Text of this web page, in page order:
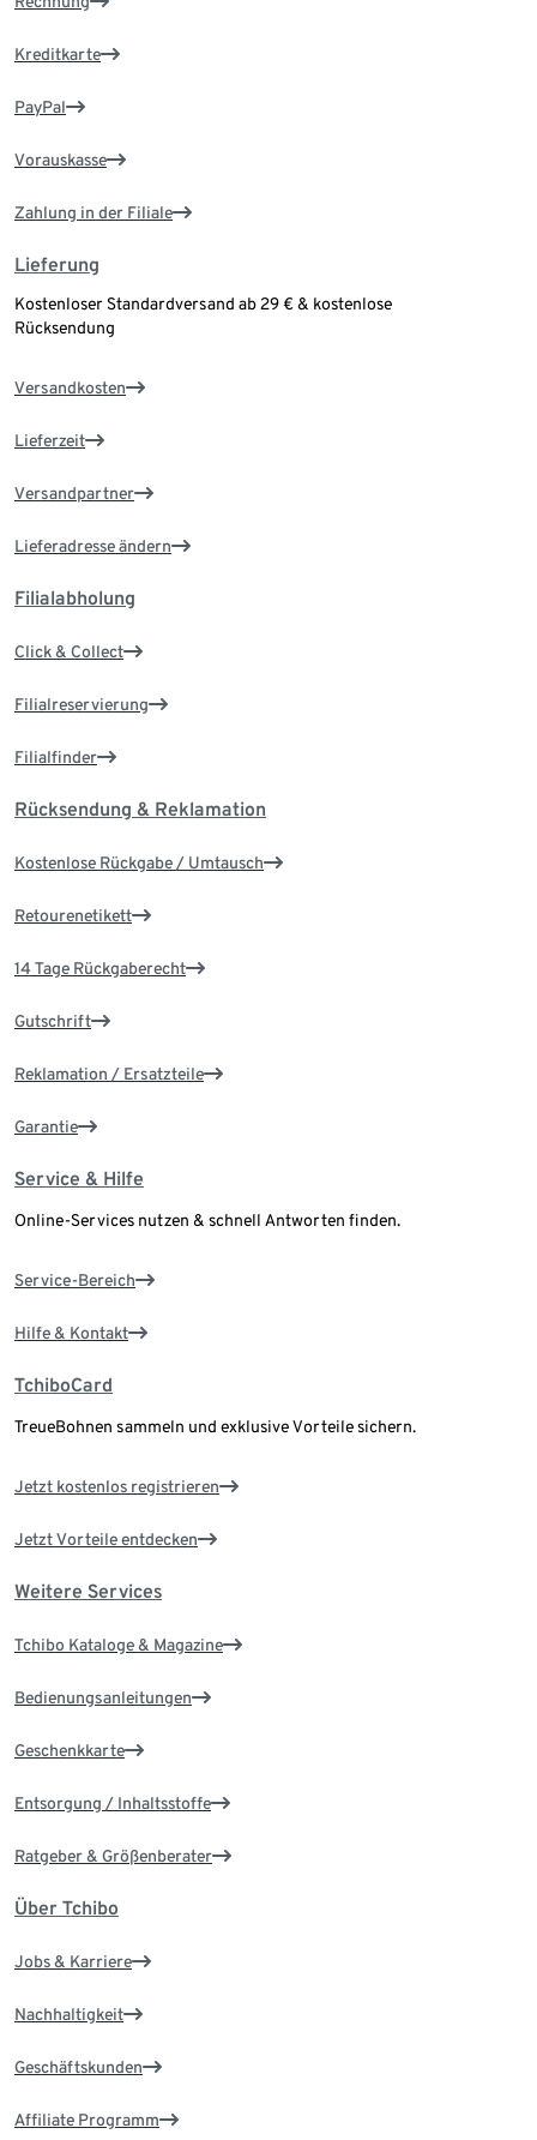
Kreditkarte
PayPal
Vorauskasse
Zahlung in der Filiale
Lieferung
Kostenloser Standardversand ab 29 € & kostenlose
Rücksendung
Versandkosten
Lieferzeit
Versandpartner
Lieferadresse ändern
Filialabholung
Click & Collect
Filialreservierung
Filialfinder
Rücksendung & Reklamation
Kostenlose Rückgabe / Umtausch
Retourenetikett
14 Tage Rückgaberecht
Gutschrift
Reklamation / Ersatzteile
Garantie
Service & Hilfe
Online-Services nutzen & schnell Antworten finden.
Service-Bereich
Hilfe & Kontakt
TchiboCard
TreueBohnen sammeln und exklusive Vorteile sichern.
Jetzt kostenlos registrieren
Jetzt Vorteile entdecken
Weitere Services
Tchibo Kataloge & Magazine
Bedienungsanleitungen
Geschenkkarte
Entsorgung / Inhaltsstoffe
Ratgeber & Größenberater
Über Tchibo
Jobs & Karriere
Nachhaltigkeit
Geschäftskunden
Affiliate Programm